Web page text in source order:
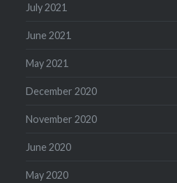
July 2021
June 2021
May 2021
December 2020
November 2020
June 2020
May 2020